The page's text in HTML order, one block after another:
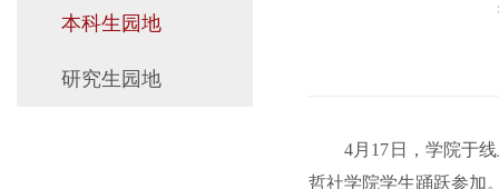
本科生园地
研究生园地
4月17日，学院于
哲社学院学生踊跃参加